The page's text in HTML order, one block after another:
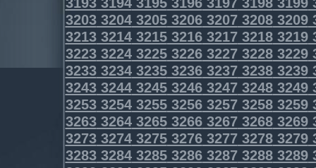
3203320432053206320732083209
3213321432153216321732183219
3223322432253226322732283229
3233323432353236323732383239
3243324432453246324732483249
3253325432553256325732583259
3263326432653266326732683269
3273327432753276327732783279
3283328432853286328732883289